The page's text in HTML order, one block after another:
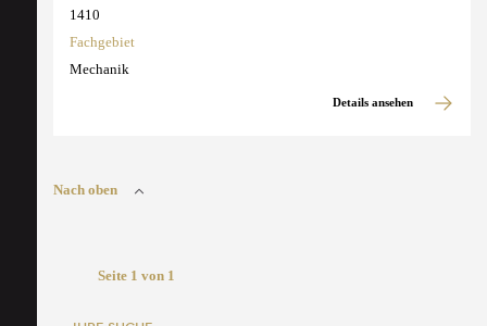
1410
Fachgebiet
Mechanik
Details ansehen
Nach oben
Seite 1 von 1